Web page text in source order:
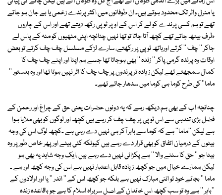
یا منرل واٹر تک محدود ہوتے ہیں۔ ان طوفانوں میں اکثر پرندے زخمی یا بے جان ہو جاتے
تھے تو ہم کسی پرندے کو لے کر اس کے اوپر ٹوپی رکھ دیتے تھے اور اس کے چاروں
طرف بیٹھ جاتے تھے کچھ آتا جاتا تو تھا نہیں چنانچہ اپنی مٹھیوں کو منہ کے پاس لے
جاکر '' چف '' کرتے اورہاتھ ٹوپی پر رکھتے، سارے لڑکے مسلسل چف چف کرتے تو بعض
اوقات وہ پرندہ گرمی پاکر '' زندہ '' بھی ہوجاتا تھا جسے ہم اپنا اور اپنے چف چف کا
کمال سمجھتے تھے لیکن زیادہ تر پرندوں پر چف چف کا اثر نہیں ہوتا تھا اور وہ بدستور ''
ماما'' کی طرح کوما ہی کوما میں سدھار جاتے تھے۔
چنانچہ اب کے بھی ہم دیکھ رہے کہ یہ دونوں حضرات یعنی حق کے چراغ اور رحمن کے
فضل بڑی تندہی سے اس ٹوپی پر چف چف کر رہے ہیں کچھ اور لوگوں کو بھی ملایا ہوا
ہے لیکن ''ماما'' ہے کہ کوما سے باہر آکر ہی نہیں دے رہی ہے ۔کچھ لوگ اس کی وجہ
بیٹوں کے درمیان اتفاق کو بھی قرار دے رہے ہیں کیونکہ کئی بیٹے اور پھر خاص طور پر وہ
بیٹا جو '' حق کا سننے والا '' ہے پکڑائی نہیں دے رہے ہیں ،ایک وجہ شاید یہ بھی ہو
لیکن ہمارے خیال میں جو کچھ زیادہ قابل اعتبار نہیں ہے اس کی وجہ کچھ اور ہے ۔
ماما '' بجائے خود تو اتنی مبارک نہیں ہے بلکہ جو کچھ اس کے '' اندر '' یا اور اولادوں کے
''باہر '' ہے وہ تو سب کچھ اس خاندان کے اصل سربراہ اسلام کا ہے جو باقاعدہ زندہ